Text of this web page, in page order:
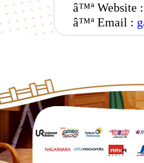
â™ª Website
â™ª Email :